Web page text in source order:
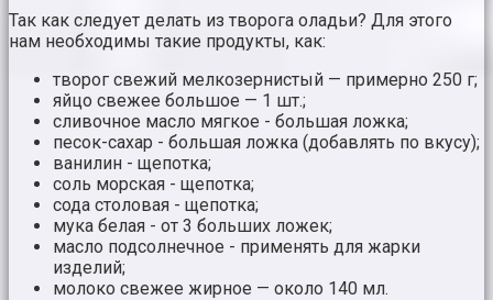
Так как следует делать из творога оладьи? Для этого
нам необходимы такие продукты, как:
творог свежий мелкозернистый — примерно 250 г;
яйцо свежее большое — 1 шт.;
сливочное масло мягкое - большая ложка;
песок-сахар - большая ложка (добавлять по вкусу);
ванилин - щепотка;
соль морская - щепотка;
сода столовая - щепотка;
мука белая - от 3 больших ложек;
масло подсолнечное - применять для жарки
изделий;
молоко свежее жирное — около 140 мл.